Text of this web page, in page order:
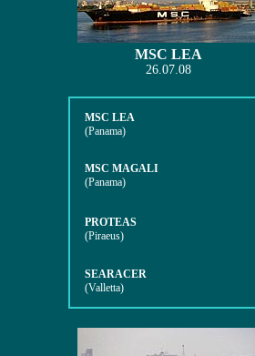
MSC LEA
26.07.08
MSC LEA
(Panama)
MSC MAGALI
(Panama)
PROTEAS
(Piraeus)
SEARACER
(Valletta)